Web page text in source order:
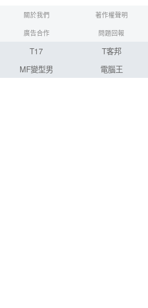
關於我們 著作權聲明
廣告合作
問題回報
T17 T客邦
MF變型男
電腦王